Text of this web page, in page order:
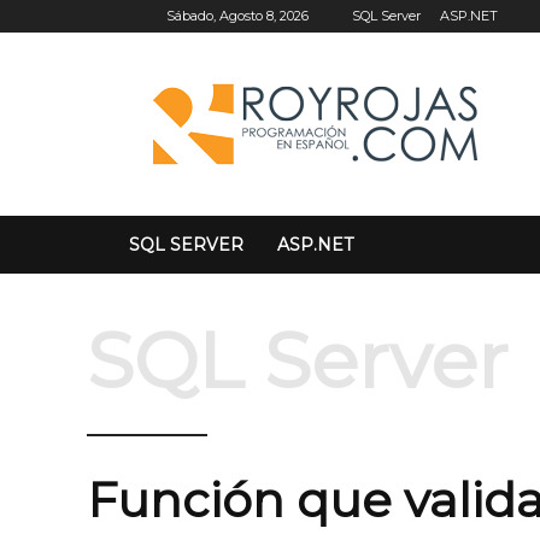
Sábado, Agosto 8, 2026 SQL Server ASP.NET
SQL SERVER ASP.NET
SQL Server
Función que